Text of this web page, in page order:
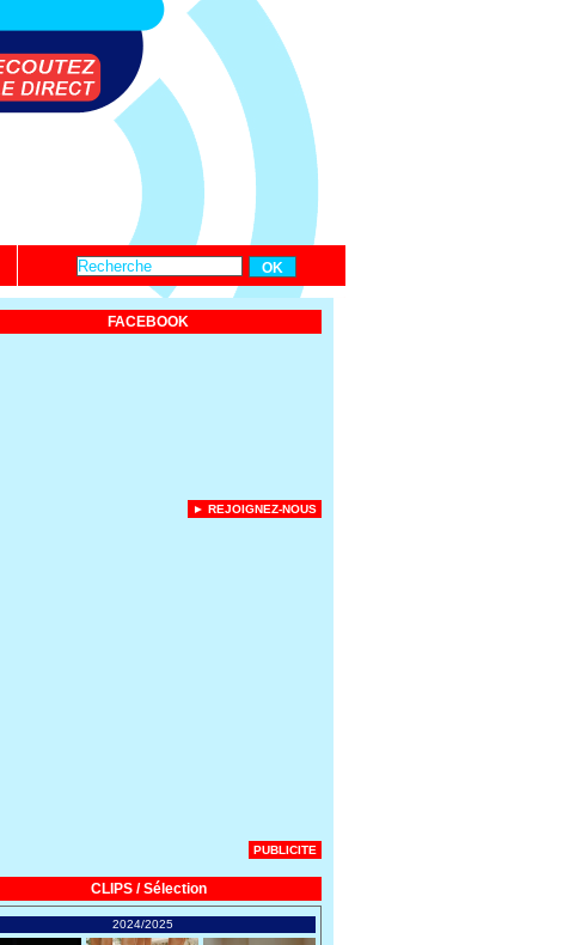
FACEBOOK
► REJOIGNEZ-NOUS
PUBLICITE
CLIPS / Sélection
2024/2025